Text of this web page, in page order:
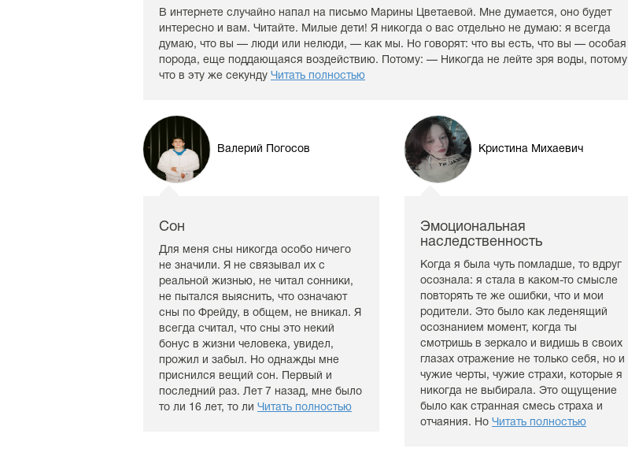
В интернете случайно напал на письмо Марины Цветаевой. Мне думается, оно будет
интересно и вам. Читайте. Милые дети! Я никогда о вас отдельно не думаю: я всегда
думаю, что вы — люди или нелюди, — как мы. Но говорят: что вы есть, что вы — особая
порода, еще поддающаяся воздействию. Потому: — Никогда не лейте зря воды, потому
что в эту же секунду Читать полностью
Валерий Погосов
Сон
Для меня сны никогда особо ничего
не значили. Я не связывал их с
реальной жизнью, не читал сонники,
не пытался выяснить, что означают
сны по Фрейду, в общем, не вникал. Я
всегда считал, что сны это некий
бонус в жизни человека, увидел,
прожил и забыл. Но однажды мне
приснился вещий сон. Первый и
последний раз. Лет 7 назад, мне было
то ли 16 лет, то ли Читать полностью
Кристина Михаевич
Эмоциональная
наследственность
Когда я была чуть помладше, то вдруг
осознала: я стала в каком-то смысле
повторять те же ошибки, что и мои
родители. Это было как леденящий
осознанием момент, когда ты
смотришь в зеркало и видишь в своих
глазах отражение не только себя, но и
чужие черты, чужие страхи, которые я
никогда не выбирала. Это ощущение
было как странная смесь страха и
отчаяния. Но Читать полностью